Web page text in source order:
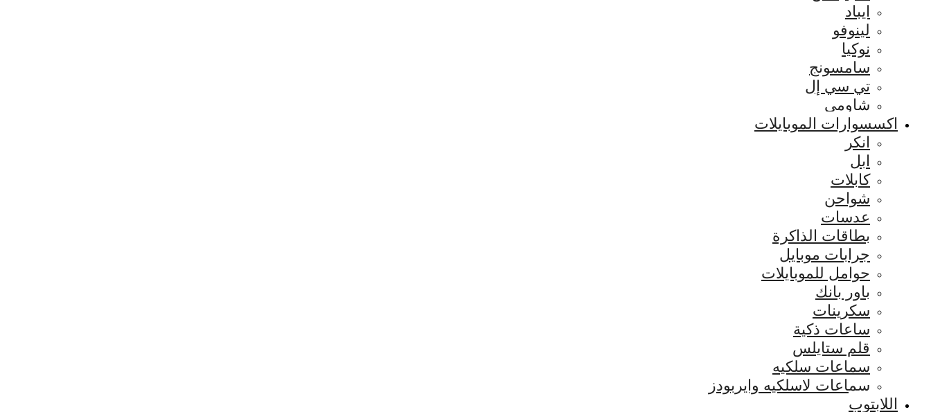
ايباد
لينوفو
نوكيا
سامسونج
تي سي إل
شاومي
اكسسوارات الموبايلات
انكر
ابل
كابلات
شواحن
عدسات
بطاقات الذاكرة
جرابات موبايل
حوامل للموبايلات
باور بانك
سكرينات
ساعات ذكية
قلم ستايلس
سماعات سلكيه
سماعات لاسلكيه وايربودز
اللابتوب